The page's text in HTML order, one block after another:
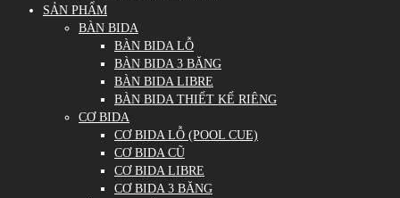
SẢN PHẨM
BÀN BIDA
BÀN BIDA LỖ
BÀN BIDA 3 BĂNG
BÀN BIDA LIBRE
BÀN BIDA THIẾT KẾ RIÊNG
CƠ BIDA
CƠ BIDA LỖ (POOL CUE)
CƠ BIDA CŨ
CƠ BIDA LIBRE
CƠ BIDA 3 BĂNG